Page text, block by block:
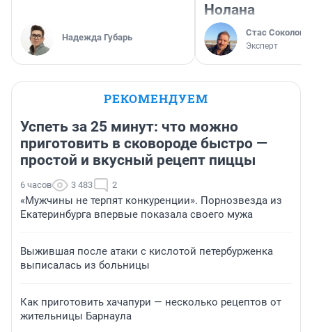
Надежда Губарь
Нолана
Стас Соколов
Эксперт
РЕКОМЕНДУЕМ
Успеть за 25 минут: что можно
приготовить в сковороде быстро —
простой и вкусный рецепт пиццы
6 часов 3 483 2
«Мужчины не терпят конкуренции». Порнозвезда из
Екатеринбурга впервые показала своего мужа
Выжившая после атаки с кислотой петербурженка
выписалась из больницы
Как приготовить хачапури — несколько рецептов от
жительницы Барнаула